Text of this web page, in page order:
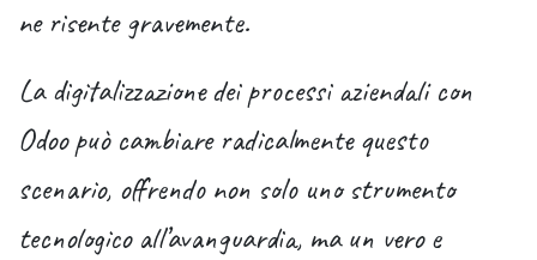
ne risente gravemente.
La digitalizzazione dei processi aziendali con
Odoo può cambiare radicalmente questo
scenario, offrendo non solo uno strumento
tecnologico all’avanguardia, ma un vero e